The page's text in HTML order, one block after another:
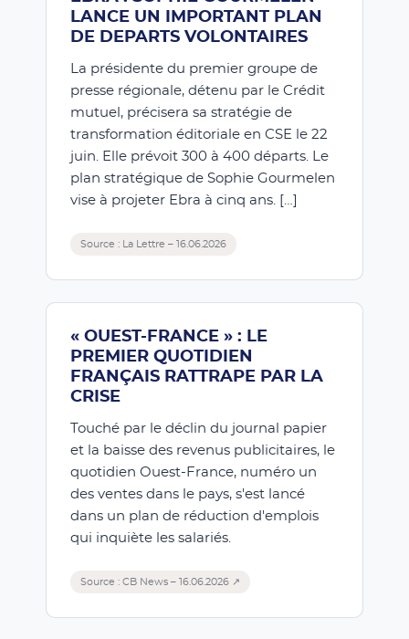
LANCE UN IMPORTANT PLAN
DE DEPARTS VOLONTAIRES
La présidente du premier groupe de
presse régionale, détenu par le Crédit
mutuel, précisera sa stratégie de
transformation éditoriale en CSE le 22
juin. Elle prévoit 300 à 400 départs. Le
plan stratégique de Sophie Gourmelen
vise à projeter Ebra à cinq ans. […]
Source : La Lettre – 16.06.2026
« OUEST-FRANCE » : LE
PREMIER QUOTIDIEN
FRANÇAIS RATTRAPE PAR LA
CRISE
Touché par le déclin du journal papier
et la baisse des revenus publicitaires, le
quotidien Ouest-France, numéro un
des ventes dans le pays, s'est lancé
dans un plan de réduction d'emplois
qui inquiète les salariés.
Source : CB News – 16.06.2026 ↗